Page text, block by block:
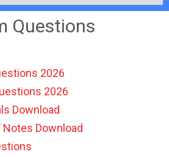
Questions
2026
2026
Download
Download